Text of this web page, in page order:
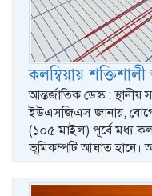
কলম্বিয়ায়
আন্তর্জাতিক ডেস্ক :
ইউএসজিএস জানায়,
(১০৫ মাইল) পূর্বে মধ্য
ভূমিকম্পটি আঘাত হানে।